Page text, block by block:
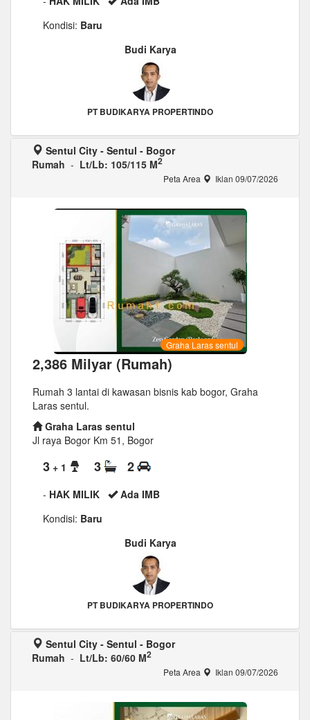
Kondisi: Baru
Budi Karya
PT BUDIKARYA PROPERTINDO
Sentul City - Sentul - Bogor
Rumah - Lt/Lb: 105/115 M2
Peta Area Iklan 09/07/2026
Graha Laras sentul
2,386 Milyar (Rumah)
Rumah 3 lantai di kawasan bisnis kab bogor, Graha
Laras sentul.
Graha Laras sentul
Jl raya Bogor Km 51, Bogor
3 + 1 3 2
- HAK MILIK
Ada IMB
Kondisi: Baru
Budi Karya
PT BUDIKARYA PROPERTINDO
Sentul City - Sentul - Bogor
Rumah - Lt/Lb: 60/60 M2
Peta Area Iklan 09/07/2026